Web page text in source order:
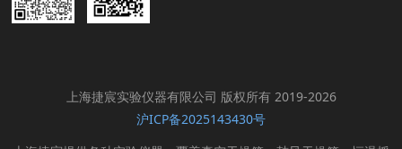
上海捷宸实验仪器有限公司 版权所有 2019-2026
沪ICP备2025143430号